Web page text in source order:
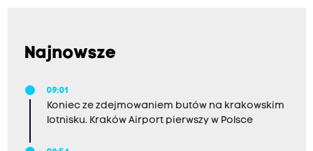
Najnowsze
09:01
Koniec ze zdejmowaniem butów na krakowskim
lotnisku. Kraków Airport pierwszy w Polsce